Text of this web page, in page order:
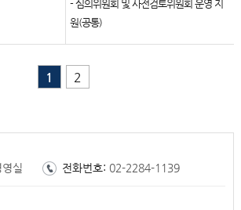
- 심의위원회 및 사전검토위원회 운영 지
원(공통)
1 2
실 전화번호: 02-2284-1139